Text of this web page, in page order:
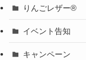
りんごレザー®
イベント告知
キャンペーン